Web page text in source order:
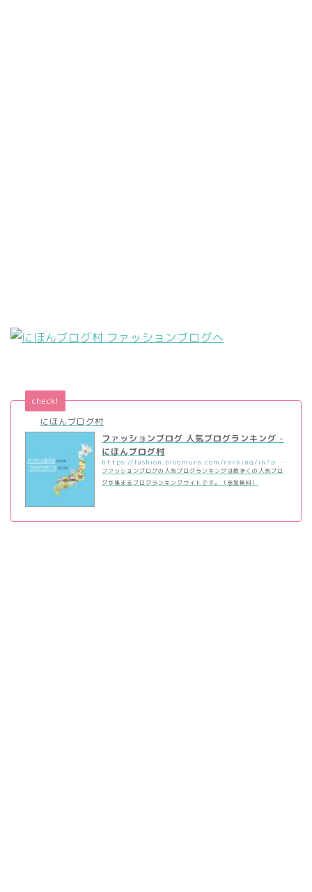
にほんブログ村
check!
ファッションブログ 人気ブログランキング -
にほんブログ村
https://fashion.blogmura.com/ranking/in?p_cid=11009406
ファッションブログの人気ブログランキングは数多くの人気ブロ
グが集まるブログランキングサイトです。（参加無料）